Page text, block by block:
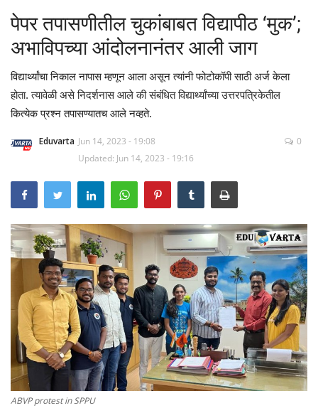
गॅलरी
Language
Marathi
पेपर तपासणीतील चुकांबाबत विद्यापीठ ‘मुक’;
अभाविपच्या आंदोलनानंतर आली जाग
विद्यार्थ्यांचा निकाल नापास म्हणून आला असून त्यांनी फोटोकॉपी साठी अर्ज केला
होता. त्यावेळी असे निदर्शनास आले की संबंधित विद्यार्थ्यांच्या उत्तरपत्रिकेतील
कित्येक प्रश्न तपासण्यातच आले नव्हते.
Eduvarta Jun 14, 2023 - 19:08
Updated: Jun 14, 2023 - 19:16
0
ABVP protest in SPPU